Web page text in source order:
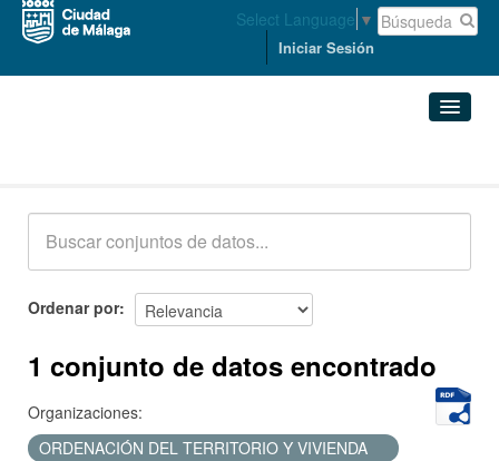
Select Language ▼
Iniciar Sesión
Acerca de
Ordenar por
1 conjunto de datos encontrado
Organizaciones:
ORDENACIÓN DEL TERRITORIO Y VIVIENDA